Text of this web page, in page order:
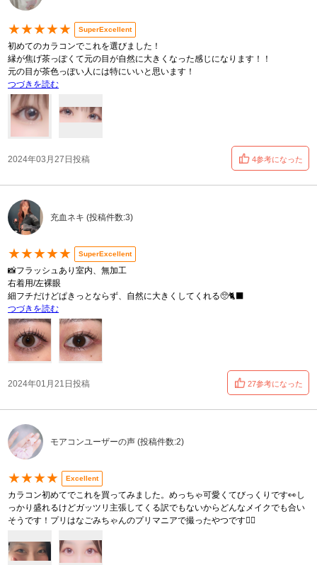
★★★★★ SuperExcellent
初めてのカラコンでこれを選びました！
縁が焦げ茶っぽくて元の目が自然に大きくなった感じになります！！
元の目が茶色っぽい人には特にいいと思います！
つづきを読む
2024年03月27日投稿 4参考になった
充血ネキ (投稿件数:3)
★★★★★ SuperExcellent
📸フラッシュあり室内、無加工
右着用/左裸眼
細フチだけどぱきっとならず、自然に大きくしてくれる🥺🐈‍⬛
つづきを読む
2024年01月21日投稿 27参考になった
モアコンユーザーの声 (投稿件数:2)
★★★★ Excellent
カラコン初めてでこれを買ってみました。めっちゃ可愛くてびっくりです👀し
っかり盛れるけどガッツリ主張してくる訳でもないからどんなメイクでも合い
そうです！プリはなごみちゃんのプリマニアで撮ったやつです👍🏼